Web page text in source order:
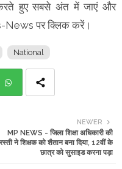
हुए सबसे अंत में जाएं और
News पर क्लिक करें।
National
ats
NEWER
MP NEWS - जिला शिक्षा अधिकारी की
ने शिक्षक को शैतान बना दिया, 12वीं के
छात्र को सुसाइड करना पड़ा